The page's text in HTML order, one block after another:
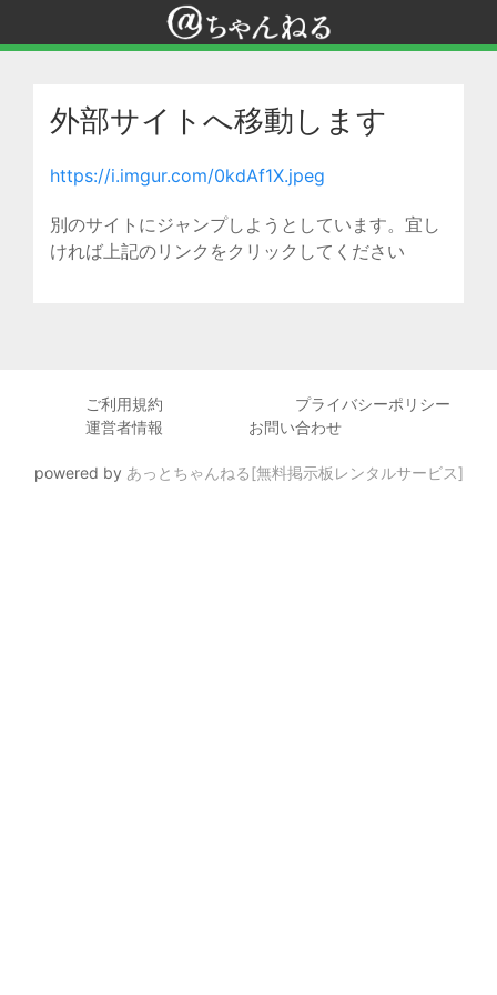
外部サイトへ移動します
https://i.imgur.com/0kdAf1X.jpeg
別のサイトにジャンプしようとしています。宜し
ければ上記のリンクをクリックしてください
ご利用規約
プライバシーポリシー
運営者情報
お問い合わせ
powered by あっとちゃんねる[無料掲示板レンタルサービス]